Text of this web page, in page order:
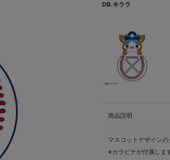
DB.キララ
商品説明
マスコットデザイン
※カラビナが付属しま